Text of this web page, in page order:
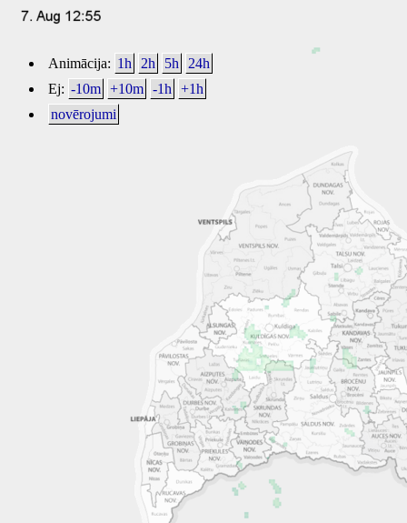
Animācija: 1h 2h 5h
24h
Ej: -10m +10m -1h
+1h
novērojumi